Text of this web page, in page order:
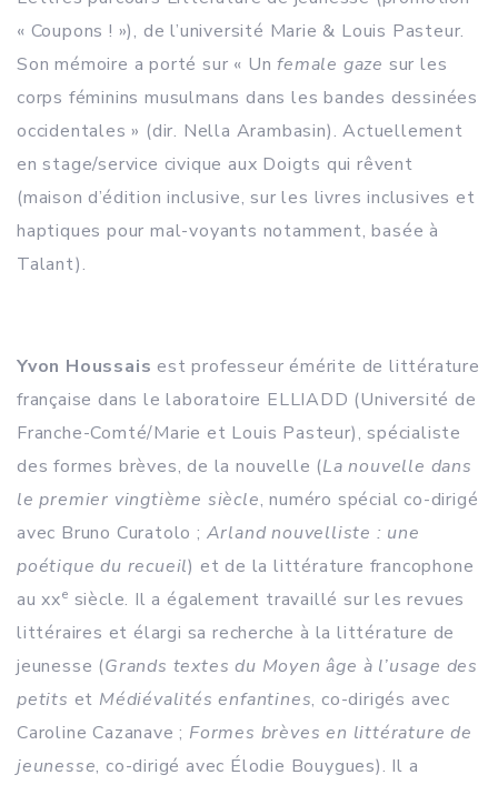
« Coupons ! »), de l’université Marie & Louis Pasteur.
Son mémoire a porté sur « Unfemale gaze sur les
corps féminins musulmans dans les bandes dessinées
occidentales » (dir. Nella Arambasin). Actuellement
en stage/service civique aux Doigts qui rêvent
(maison d’édition inclusive, sur les livres inclusives et
haptiques pour mal-voyants notamment, basée à
Talant).
Yvon Houssais est professeur émérite de littérature
française dans le laboratoire ELLIADD (Université de
Franche-Comté/Marie et Louis Pasteur), spécialiste
des formes brèves, de la nouvelle (La nouvelle dans
le premier vingtième siècle, numéro spécial co-dirigé
avec Bruno Curatolo ; Arland nouvelliste : une
poétique du recueil) et de la littérature francophone
au xxe siècle. Il a également travaillé sur les revues
littéraires et élargi sa recherche à la littérature de
jeunesse (Grands textes du Moyen âge à l’usage des
petits et Médiévalités enfantines, co-dirigés avec
Caroline Cazanave ; Formes brèves en littérature de
jeunesse, co-dirigé avec Élodie Bouygues). Il a